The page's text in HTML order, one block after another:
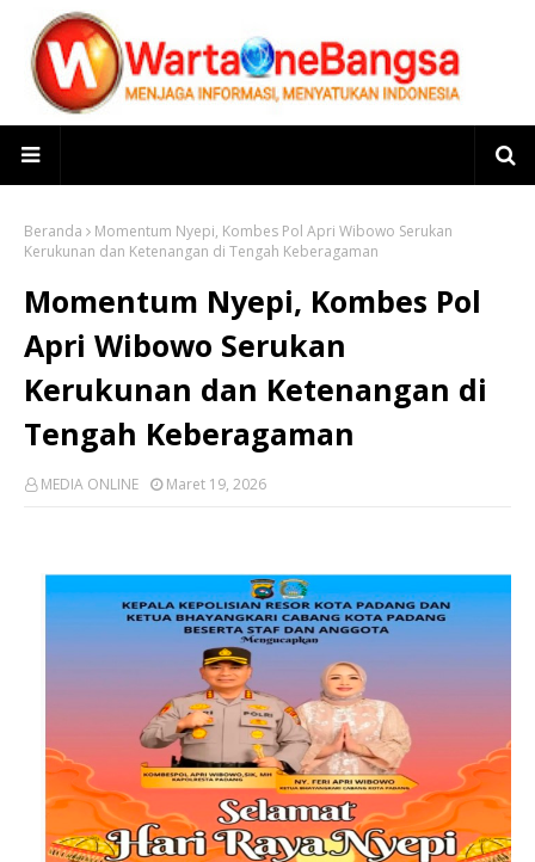
Beranda
Momentum Nyepi, Kombes Pol Apri Wibowo Serukan
Kerukunan dan Ketenangan di Tengah Keberagaman
Momentum Nyepi, Kombes Pol
Apri Wibowo Serukan
Kerukunan dan Ketenangan di
Tengah Keberagaman
MEDIA ONLINE Maret 19, 2026